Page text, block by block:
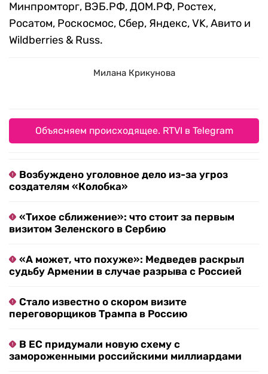
Минпромторг, ВЭБ.РФ, ДОМ.РФ, Ростех,
Росатом, Роскосмос, Сбер, Яндекс, VK, Авито и
Wildberries & Russ.
Милана Крикунова
Объясняем происходящее. RTVI в Telegram
Возбуждено уголовное дело из-за угроз
создателям «Колобка»
«Тихое сближение»: что стоит за первым
визитом Зеленского в Сербию
«А может, что похуже»: Медведев раскрыл
судьбу Армении в случае разрыва с Россией
Стало известно о скором визите
переговорщиков Трампа в Россию
В ЕС придумали новую схему с
замороженными российскими миллиардами